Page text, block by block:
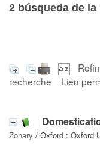
2 búsqueda de
recherche
Lien
Zohary / Oxford : Oxford